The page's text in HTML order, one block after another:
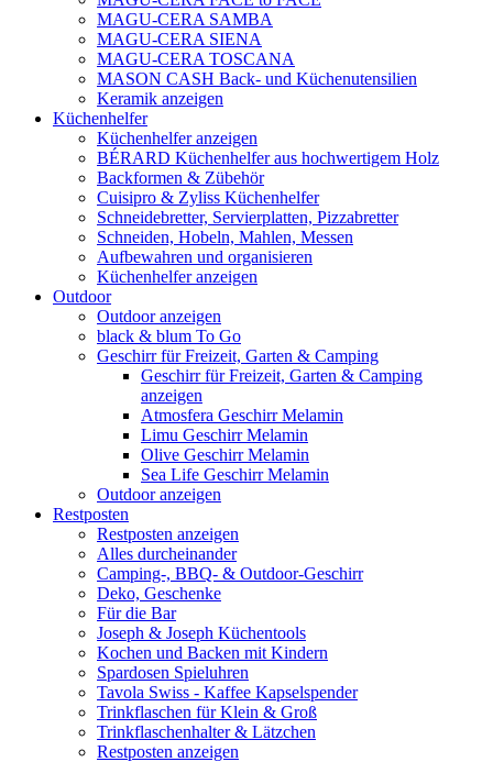
MAGU-CERA SAMBA
MAGU-CERA SIENA
MAGU-CERA TOSCANA
MASON CASH Back- und Küchenutensilien
Keramik anzeigen
Küchenhelfer
Küchenhelfer anzeigen
BÉRARD Küchenhelfer aus hochwertigem Holz
Backformen & Zübehör
Cuisipro & Zyliss Küchenhelfer
Schneidebretter, Servierplatten, Pizzabretter
Schneiden, Hobeln, Mahlen, Messen
Aufbewahren und organisieren
Küchenhelfer anzeigen
Outdoor
Outdoor anzeigen
black & blum To Go
Geschirr für Freizeit, Garten & Camping
Geschirr für Freizeit, Garten & Camping
anzeigen
Atmosfera Geschirr Melamin
Limu Geschirr Melamin
Olive Geschirr Melamin
Sea Life Geschirr Melamin
Outdoor anzeigen
Restposten
Restposten anzeigen
Alles durcheinander
Camping-, BBQ- & Outdoor-Geschirr
Deko, Geschenke
Für die Bar
Joseph & Joseph Küchentools
Kochen und Backen mit Kindern
Spardosen Spieluhren
Tavola Swiss - Kaffee Kapselspender
Trinkflaschen für Klein & Groß
Trinkflaschenhalter & Lätzchen
Restposten anzeigen